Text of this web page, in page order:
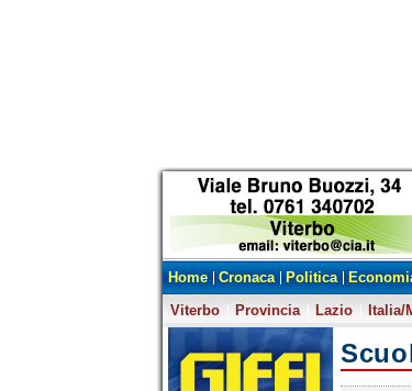
Home Cronaca Politica
Viterbo
Provincia Lazio Italia/